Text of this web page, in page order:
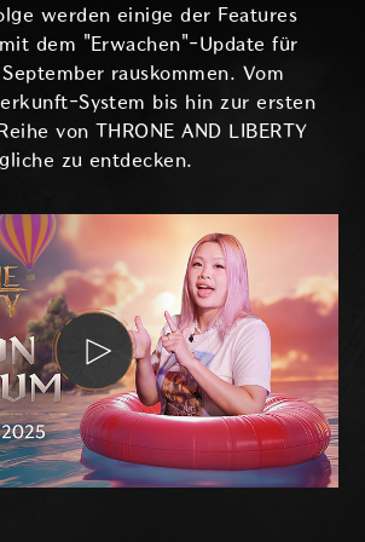
werden einige der Features
dem "Erwachen"-Update für
rauskommen. Vom
System bis hin zur ersten
von THRONE AND LIBERTY
zu entdecken.